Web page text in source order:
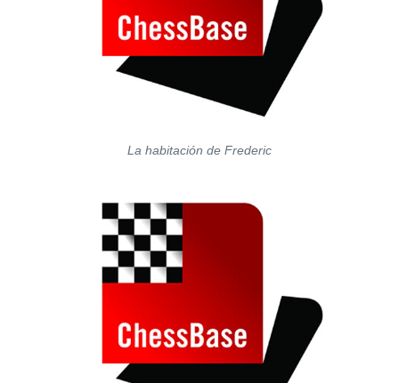
La habitación de Frederic